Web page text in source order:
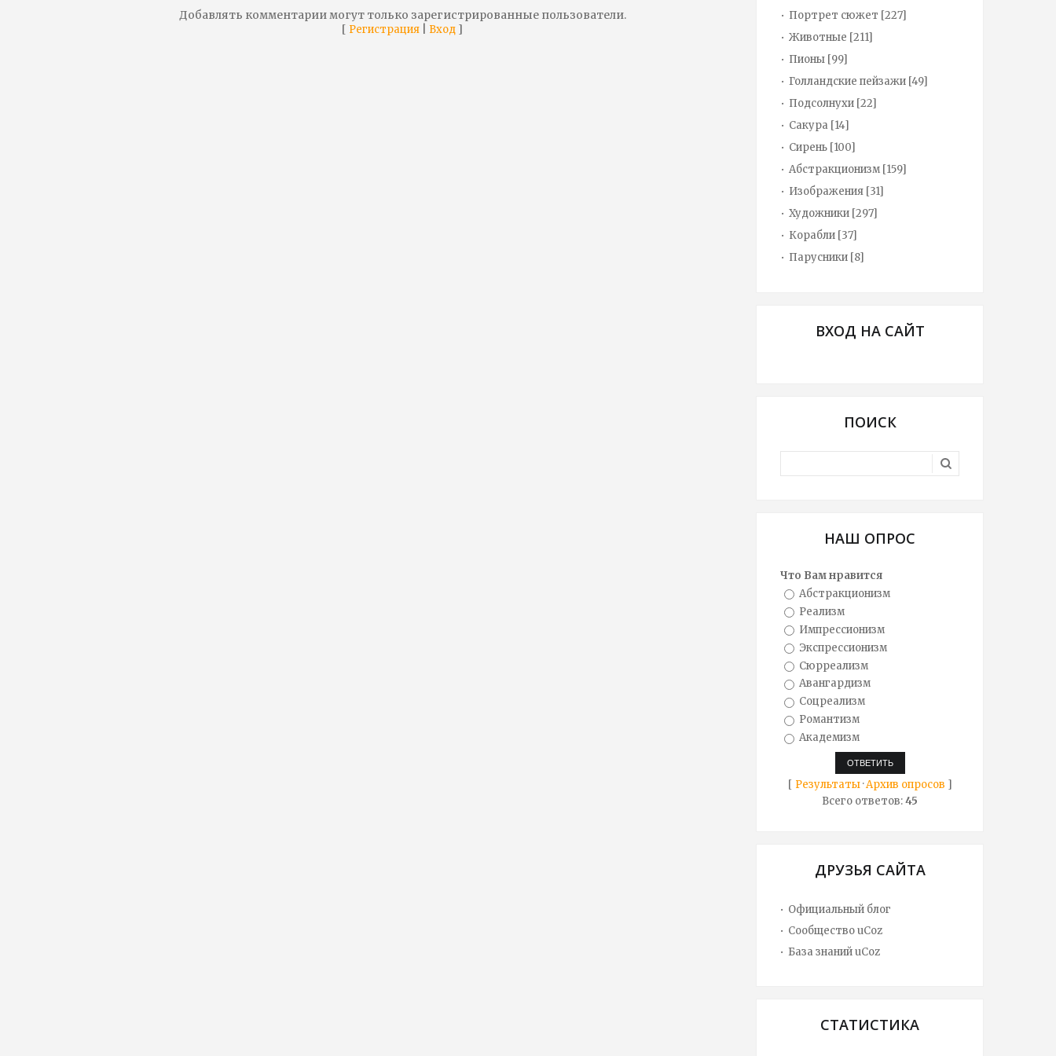
Добавлять комментарии могут только зарегистрированные пользователи.
[ Регистрация Вход ]
Портрет сюжет [227]
Животные [211]
Пионы [99]
Голландские пейзажи [49]
Подсолнухи [22]
Сакура [14]
Сирень [100]
Абстракционизм [159]
Изображения [31]
Художники [297]
Корабли [37]
Парусники [8]
ВХОД НА САЙТ
ПОИСК
НАШ ОПРОС
Что Вам нравится
Абстракционизм
Реализм
Импрессионизм
Экспрессионизм
Сюрреализм
Авангардизм
Соцреализм
Романтизм
Академизм
[ Результаты·Архив опросов ]
Всего ответов:45
ДРУЗЬЯ САЙТА
Официальный блог
Сообщество uCoz
База знаний uCoz
СТАТИСТИКА